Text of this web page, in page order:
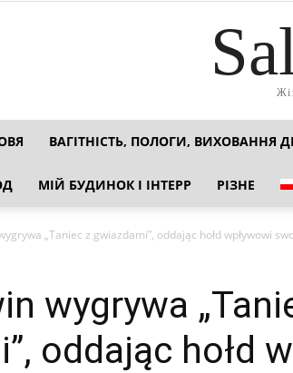
ВАГІТНІСТЬ, ПОЛОГИ, ВИХОВАННЯ
МІЙ БУДИНОК І ІНТЕРР РІЗНЕ
„Taniec z gwiazdami”, oddając hołd wpływowi
wygrywa
oddając hołd